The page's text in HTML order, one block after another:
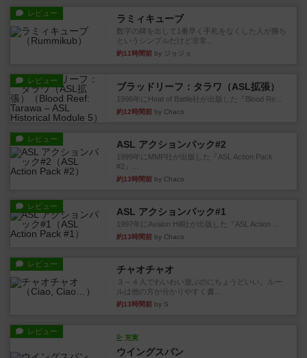
レビュー ラミィキューブ
数字の牌を出して1番早く手札をなくした人が勝ち
というシンプルだけど非常...
約11時間前 by ジョジョ
レビュー
ブラッドリーフ：タラワ（ASL拡張）
1996年にHeat of Battle社が出版した『Blood Re...
約12時間前 by Chaco
レビュー ASL アクションパック#2
1999年にMMP社が出版した『ASL Action Pack
#2』...
約13時間前 by Chaco
レビュー ASL アクションパック#1
1997年にAvalon Hill社が出版した『ASL Action ...
約13時間前 by Chaco
レビュー チャオチャオ
３～４人でわいわい遊ぶのにちょうどいい。ルー
ルは他の方が分かりやすく書...
約13時間前 by S
レビュー
充実
ウイングスパン